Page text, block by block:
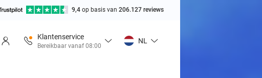
9,4 op basis van 206.127 reviews
Klantenservice
Bereikbaar vanaf 08:00
NL